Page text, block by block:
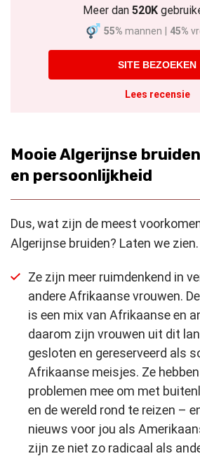
Meer dan 520K
55% mannen 45%
SITE BEZOEKEN
Lees recensie
Mooie Algerijnse
en persoonlijkheid
Dus, wat zijn de meest
Algerijnse bruiden? Laten we zien.
Ze zijn meer ruimdenkend in
andere Afrikaanse vrouwen.
is een mix van Afrikaanse en
daarom zijn vrouwen uit dit
gesloten en gereserveerd als
Afrikaanse meisjes. Ze
problemen mee om met
en de wereld rond te reizen –
nieuws voor jou als
zijn ze niet zo radicaal als